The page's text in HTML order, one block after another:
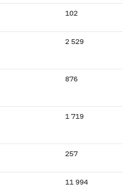
102
2 529
876
1 719
257
11 994